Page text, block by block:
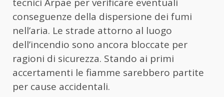
conseguenze della dispersione dei fumi
nell’aria. Le strade attorno al luogo
dell’incendio sono ancora bloccate per
ragioni di sicurezza. Stando ai primi
accertamenti le fiamme sarebbero partite
per cause accidentali.